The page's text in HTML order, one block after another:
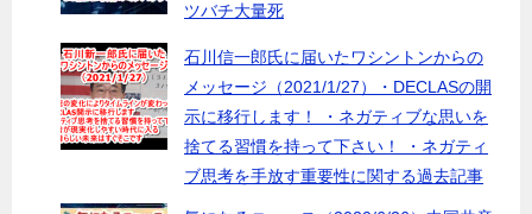
ツバチ大量死
石川信一郎氏に届いたワシントンからの
メッセージ（2021/1/27）・DECLASの開
示に移行します！ ・ネガティブな思いを
捨てる習慣を持って下さい！ ・ネガティ
ブ思考を手放す重要性に関する過去記事